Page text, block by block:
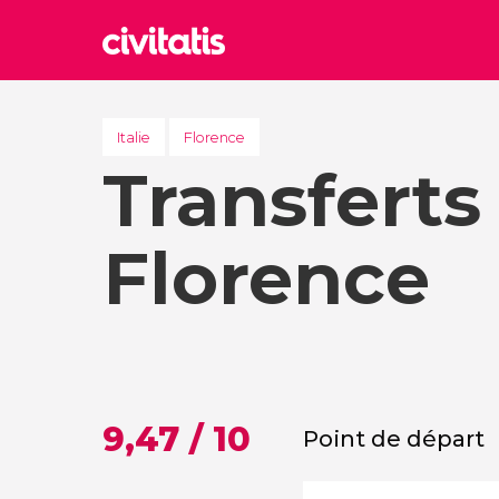
Italie Florence
Transferts
Florence
9,47 / 10 Point de départ